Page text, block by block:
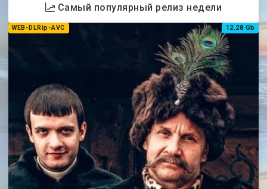
Самый популярный релиз недели
WEB-DLRip-AVC 12.28 Gb